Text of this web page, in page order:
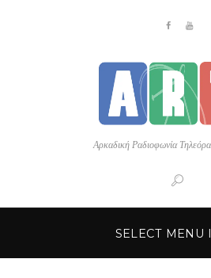
Αρκαδική Ραδιοφωνία
SELECT MENU